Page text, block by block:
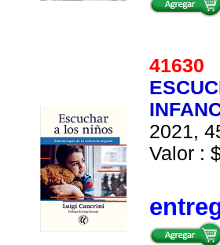
41630
2021,
Valor :